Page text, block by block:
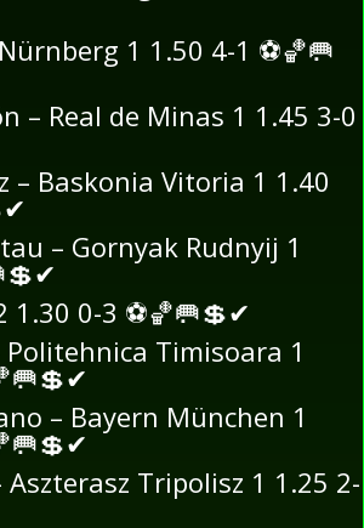
1 1.50 4-1 ⚽🏀🥅
– Real de Minas 1 1.45 3-0
– Baskonia Vitoria 1 1.40
✔
– Gornyak Rudnyij 1
💲✔
1.30 0-3 ⚽🏀🥅💲✔
Politehnica Timisoara 1
🥅💲✔
– Bayern München 1
🥅💲✔
Aszterasz Tripolisz 1 1.25 2-